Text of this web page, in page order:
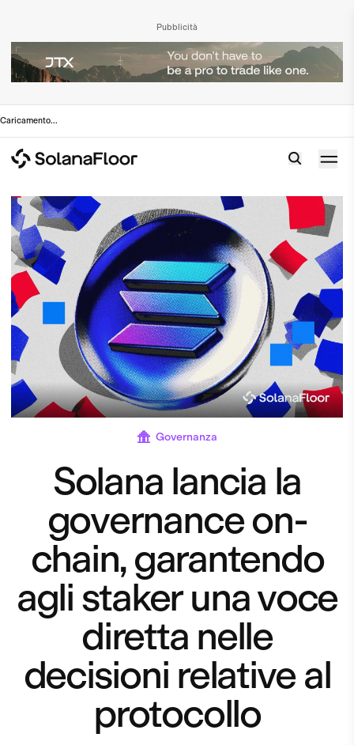
Pubblicità
Caricamento...
Governanza
Solana lancia la
governance on-
chain, garantendo
agli staker una voce
diretta nelle
decisioni relative al
protocollo